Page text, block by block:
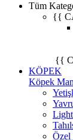
Tüm
{{
{{
KÖPEK
Köpek
Özel